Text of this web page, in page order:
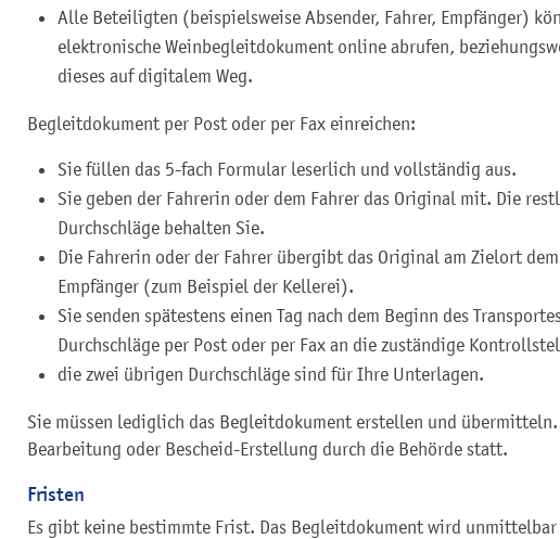
Alle Beteiligten (beispielsweise Absender, Fahrer, Empfänger)
elektronische Weinbegleitdokument online abrufen,
dieses auf digitalem Weg.
Begleitdokument per Post oder per Fax einreichen:
Sie füllen das 5-fach Formular leserlich und vollständig aus.
Sie geben der Fahrerin oder dem Fahrer das Original mit. Die
Durchschläge behalten Sie.
Die Fahrerin oder der Fahrer übergibt das Original am Zielort
Empfänger (zum Beispiel der Kellerei).
Sie senden spätestens einen Tag nach dem Beginn des
Durchschläge per Post oder per Fax an die zuständige
die zwei übrigen Durchschläge sind für Ihre Unterlagen.
Sie müssen lediglich das Begleitdokument erstellen und
Bearbeitung oder Bescheid-Erstellung durch die Behörde statt.
Fristen
Es gibt keine bestimmte Frist. Das Begleitdokument wird